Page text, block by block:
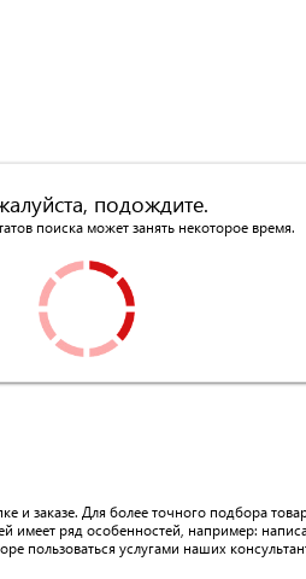
подождите.
поиска может занять некоторое время.
заказе. Для более точного подбора
ряд особенностей, например:
пользоваться услугами наших